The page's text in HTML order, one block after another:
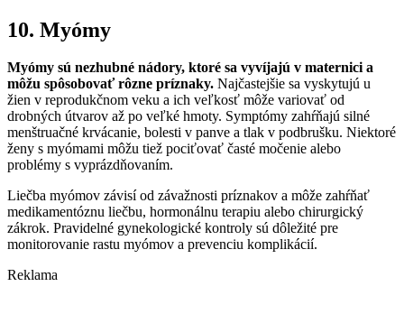
10. Myómy
Myómy sú nezhubné nádory, ktoré sa vyvíjajú v maternici a
môžu spôsobovať rôzne príznaky. Najčastejšie sa vyskytujú u
žien v reprodukčnom veku a ich veľkosť môže variovať od
drobných útvarov až po veľké hmoty. Symptómy zahŕňajú silné
menštruačné krvácanie, bolesti v panve a tlak v podbrušku. Niektoré
ženy s myómami môžu tiež pociťovať časté močenie alebo
problémy s vyprázdňovaním.
Liečba myómov závisí od závažnosti príznakov a môže zahŕňať
medikamentóznu liečbu, hormonálnu terapiu alebo chirurgický
zákrok. Pravidelné gynekologické kontroly sú dôležité pre
monitorovanie rastu myómov a prevenciu komplikácií.
Reklama